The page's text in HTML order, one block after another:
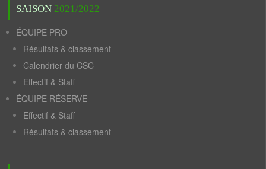
SAISON 2021/2022
ÉQUIPE PRO
Résultats & classement
Calendrier du CSC
Effectif & Staff
ÉQUIPE RÉSERVE
Effectif & Staff
Résultats & classement